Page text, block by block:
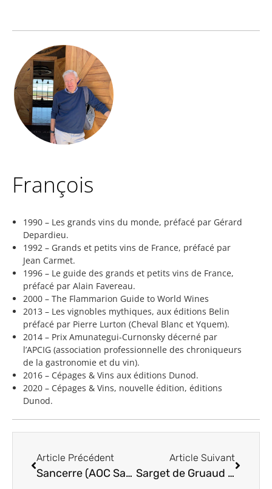
François
1990 – Les grands vins du monde, préfacé par Gérard
Depardieu.
1992 – Grands et petits vins de France, préfacé par
Jean Carmet.
1996 – Le guide des grands et petits vins de France,
préfacé par Alain Favereau.
2000 – The Flammarion Guide to World Wines
2013 – Les vignobles mythiques, aux éditions Belin
préfacé par Pierre Lurton (Cheval Blanc et Yquem).
2014 – Prix Amunategui-Curnonsky décerné par
l’APCIG (association professionnelle des chroniqueurs
de la gastronomie et du vin).
2016 – Cépages & Vins aux éditions Dunod.
2020 – Cépages & Vins, nouvelle édition, éditions
Dunod.
Article Précédent
Sancerre (AOC Sancerre) appellation du Berry (vallée de la Loire)
Article Suivant
Sarget de Gruaud Larose (appellation Saint-Julien) Médoc (bordeaux) second vin de château Gruaud Larose